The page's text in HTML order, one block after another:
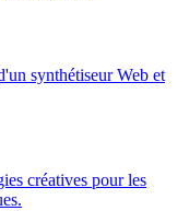
synthétiseur Web et
créatives pour les